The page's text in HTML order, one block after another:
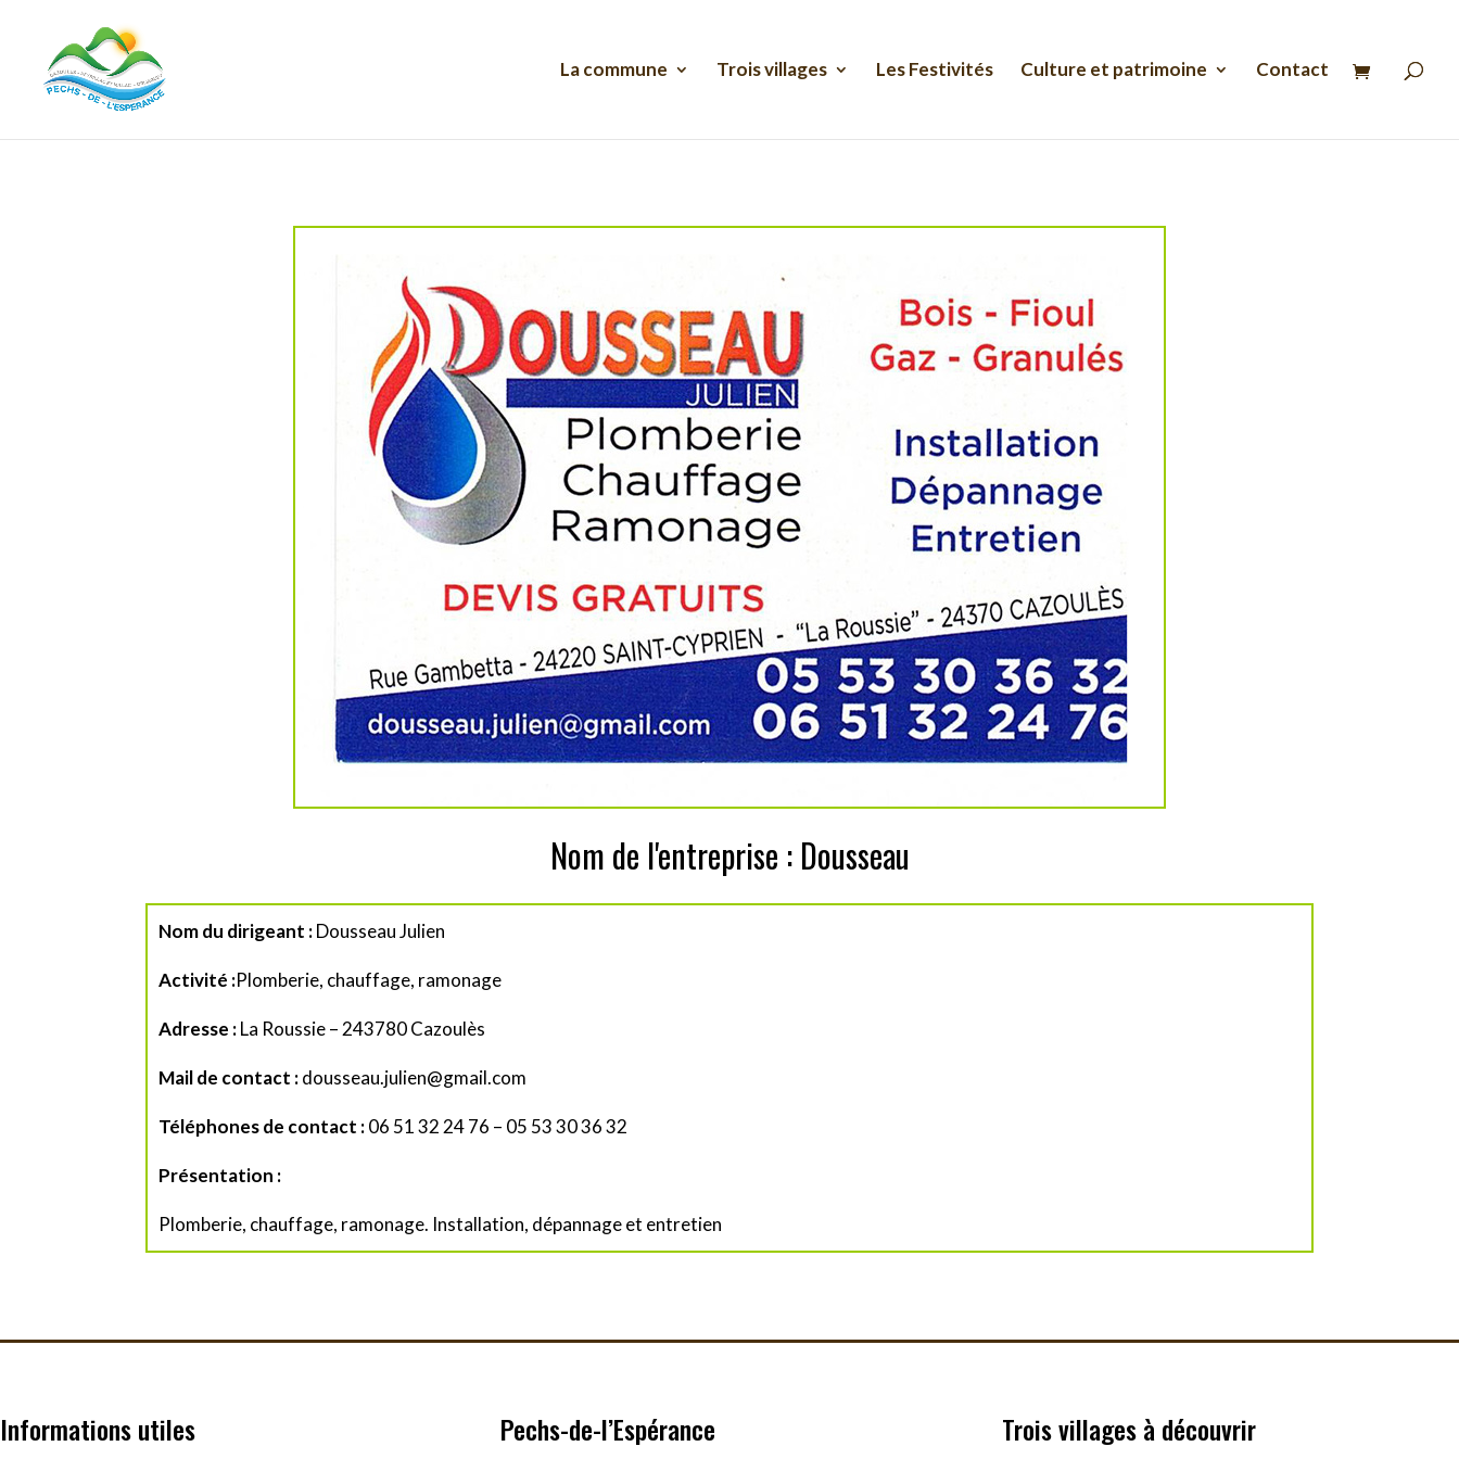
La commune Trois villages Les Festivités Culture et patrimoine Contact
Nom de l'entreprise : Dousseau
Nom du dirigeant :Dousseau Julien
Activité :Plomberie, chauffage, ramonage
Adresse :La Roussie – 243780 Cazoulès
Mail de contact :dousseau.julien@gmail.com
Téléphones de contact :06 51 32 24 76 – 05 53 30 36 32
Présentation :
Plomberie, chauffage, ramonage. Installation, dépannage et entretien
Informations utiles Pechs-de-l’Espérance Trois villages à découvrir